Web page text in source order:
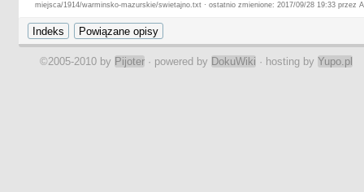
miejsca/1914/warminsko-mazurskie/swietajno.txt · ostatnio zmienione: 2017/09/28 19:33 przez
©2005-2010 by Pijoter · powered by DokuWiki · hosting by Yupo.pl